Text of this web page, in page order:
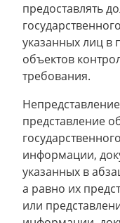
предоставлять
указанных лиц в
объектов
требования.
представление
информации,
указанных в
а равно их
или